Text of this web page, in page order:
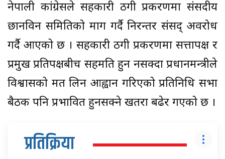
नेपाली कांग्रेसले सहकारी ठगी प्रकरणमा संसदीय
छानविन समितिको माग गर्दै निरन्तर संसद् अवरोध
गर्दै आएको छ । सहकारी ठगी प्रकरणमा सत्तापक्ष र
प्रमुख प्रतिपक्षबीच सहमति हुन नसक्दा प्रधानमन्त्रीले
विश्वासको मत लिन आह्वान गरिएको प्रतिनिधि सभा
बैठक पनि प्रभावित हुनसक्ने खतरा बढेर गएको छ ।
प्रतिक्रिया